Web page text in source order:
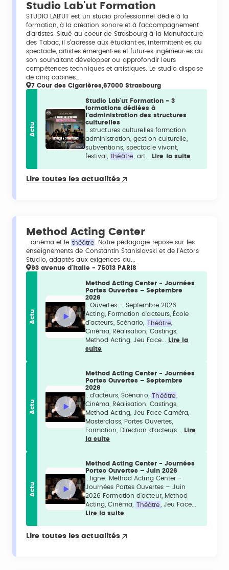
Studio Lab'ut Formation
STUDIO LAB'UT est un studio professionnel dédié à la
formation, à la création sonore et à l’accompagnement
d’artistes. Situé au coeur de Strasbourg à la Manufacture
des Tabac, il s’adresse aux étudiant·es, intermittent·es du
spectacle, artistes émergent·es et futur·es ingénieur·es du
son souhaitant développer ou approfondir leurs
compétences techniques et artistiques. Le studio dispose
de cinq cabines…
7 Cour des Cigarières,67000 Strasbourg
Actu
Studio Lab'ut Formation - 3
formations dédiées à
l'administration des structures
culturelles
...structures culturelles formation
administration, gestion culturelle,
subventions, spectacle vivant,
festival,
théâtre , art... Lire la suite
Lire toutes les actualités
Method Acting Center
...cinéma et le théâtre
. Notre pédagogie repose sur les
enseignements de Constantin Stanislavski et de l’Actors
Studio, adaptés aux exigences du...
93 avenue d'Italie - 75013 PARIS
Actu
Method Acting Center - Journées
Portes Ouvertes – Septembre
2026
...Ouvertes – Septembre 2026
Acting, Formation d'acteurs, École
d'acteurs, Scénario,
Théâtre
Cinéma, Réalisation, Castings,
Method Acting, Jeu Face...
Lire la
suite
Actu
Method Acting Center - Journées
Portes Ouvertes – Septembre
2026
...d'acteurs, Scénario,
Théâtre
Cinéma, Réalisation, Castings,
Method Acting, Jeu Face Caméra,
Masterclass, Portes Ouvertes,
Formation, Direction d'acteurs...
Lire
la suite
Actu
Method Acting Center - Journées
Portes Ouvertes – Juin 2026
...ligne. Method Acting Center -
Journées Portes Ouvertes – Juin
2026 Formation d'acteur, Method
Acting, Cinéma,
Théâtre
, Jeu Face...
Lire la suite
Lire toutes les actualités